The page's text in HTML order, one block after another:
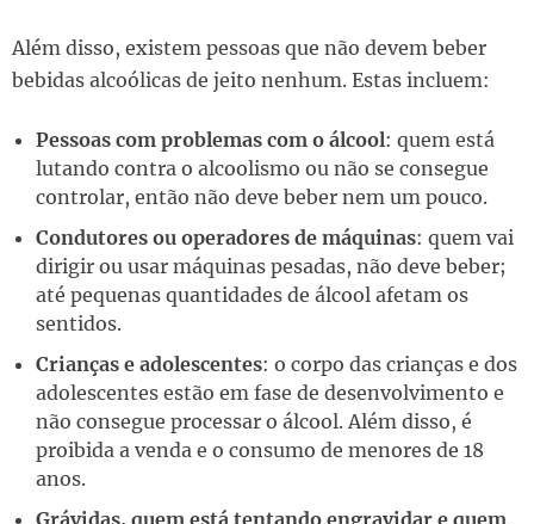
Além disso, existem pessoas que não devem beber
bebidas alcoólicas de jeito nenhum. Estas incluem:
Pessoas com problemas com o álcool: quem está
lutando contra o alcoolismo ou não se consegue
controlar, então não deve beber nem um pouco.
Condutores ou operadores de máquinas: quem vai
dirigir ou usar máquinas pesadas, não deve beber;
até pequenas quantidades de álcool afetam os
sentidos.
Crianças e adolescentes: o corpo das crianças e dos
adolescentes estão em fase de desenvolvimento e
não consegue processar o álcool. Além disso, é
proibida a venda e o consumo de menores de 18
anos.
Grávidas, quem está tentando engravidar e quem